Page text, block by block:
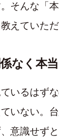
そんな「
えていただ
なく本
いるはず
いない。
意識せず